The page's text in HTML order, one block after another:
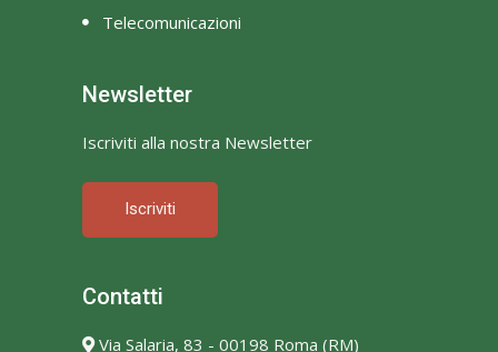
Telecomunicazioni
Newsletter
Iscriviti alla nostra Newsletter
Iscriviti
Contatti
Via Salaria, 83 - 00198 Roma (RM)